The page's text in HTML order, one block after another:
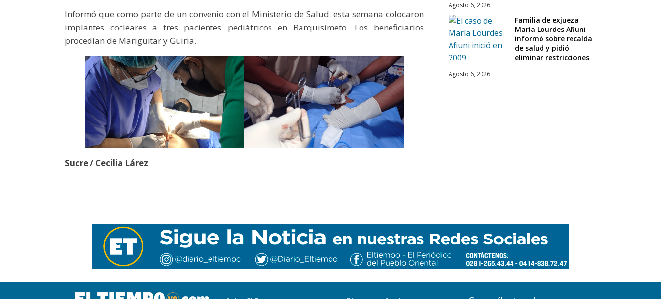
Informó que como parte de un convenio con el Ministerio de Salud, esta semana colocaron
implantes cocleares a tres pacientes pediátricos en Barquisimeto. Los beneficiarios
procedían de Marigüitar y Güiria.
Sucre / Cecilia Lárez
Agosto 6, 2026
Familia de exjueza
María Lourdes Afiuni
informó sobre recaída
de salud y pidió
eliminar restricciones
Agosto 6, 2026